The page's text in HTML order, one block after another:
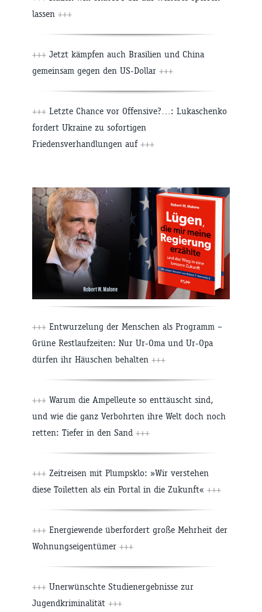
lassen +++
+++ Jetzt kämpfen auch Brasilien und China
gemeinsam gegen den US-Dollar +++
+++ Letzte Chance vor Offensive?…: Lukaschenko
fordert Ukraine zu sofortigen
Friedensverhandlungen auf +++
+++ Entwurzelung der Menschen als Programm –
Grüne Restlaufzeiten: Nur Ur-Oma und Ur-Opa
dürfen ihr Häuschen behalten +++
+++ Warum die Ampelleute so enttäuscht sind,
und wie die ganz Verbohrten ihre Welt doch noch
retten: Tiefer in den Sand +++
+++ Zeitreisen mit Plumpsklo: »Wir verstehen
diese Toiletten als ein Portal in die Zukunft« +++
+++ Energiewende überfordert große Mehrheit der
Wohnungseigentümer +++
+++ Unerwünschte Studienergebnisse zur
Jugendkriminalität +++